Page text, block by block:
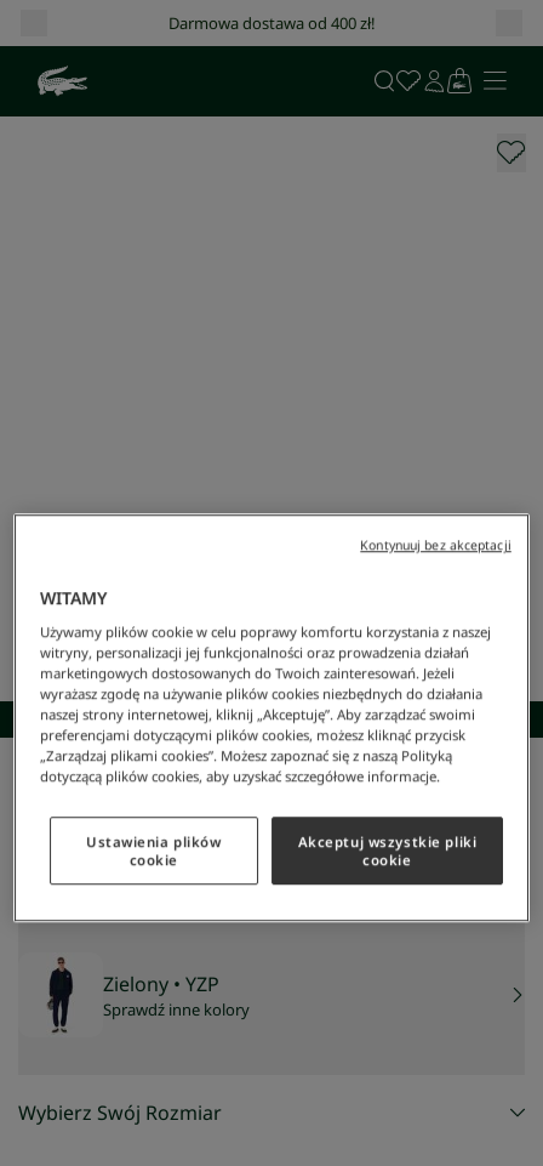
Darmowa dostawa od 400 zł!
SKOMPLETUJ STYLIZACJĘ
Lacoste/ Mężczyzna Odzież/ Koszulki Polo/Koszulka Polo L.12.12 Classic Fit
Koszulka Polo L.12.12 Classic Fit
NAJNIŻSZA CENA Z 30 DNI:
CENA REGULARNA: 499 zł -30%
Zielony • YZP
Sprawdź inne kolory
Wybierz Swój Rozmiar
WITAMY
Używamy plików cookie w celu poprawy komfortu korzystania z naszej
witryny, personalizacji jej funkcjonalności oraz prowadzenia działań
marketingowych dostosowanych do Twoich zainteresowań. Jeżeli
wyrażasz zgodę na używanie plików cookies niezbędnych do działania
naszej strony internetowej, kliknij „Akceptuję”. Aby zarządzać swoimi
preferencjami dotyczącymi plików cookies, możesz kliknąć przycisk
„Zarządzaj plikami cookies”. Możesz zapoznać się z naszą Polityką
dotyczącą plików cookies, aby uzyskać szczegółowe informacje.
Ustawienia plików
cookie
Akceptuj wszystkie pliki
cookie
Kontynuuj bez akceptacji